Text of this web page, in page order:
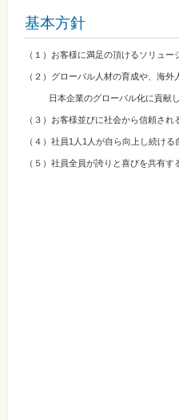
基本方針
（１）お客様に満足の頂けるソリュ
（２）グローバル人材の育成や、海
日本企業のグローバル化に貢献
（３）お客様並びに社会から信頼さ
（４）社員1人1人が自ら向上し続け
（５）社員全員が誇りと喜びを共有す